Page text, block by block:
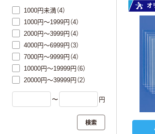
オ
1000円未満（4）
1000円～1999円（4）
2000円～3999円（4）
4000円～6999円（3）
7000円～9999円（4）
10000円～19999円（6）
20000円～39999円（2）
〜 円
検索